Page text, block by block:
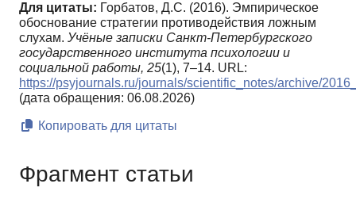
Для цитаты: Горбатов, Д.С. (2016). Эмпирическое
обоснование стратегии противодействия ложным
слухам. Учёные записки Санкт-Петербургского
государственного института психологии и
социальной работы, 25(1), 7–14. URL:
https://psyjournals.ru/journals/scientific_notes/archive/
(дата обращения: 06.08.2026)
Копировать для цитаты
Фрагмент статьи